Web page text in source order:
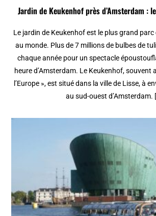
Jardin de Keukenhof près d’Amsterdam :
Le jardin de Keukenhof est le plus grand
au monde. Plus de 7 millions de bulbes de
chaque année pour un spectacle
heure d’Amsterdam. Le Keukenhof, souvent
l’Europe », est situé dans la ville de Lisse, à
au sud-ouest d’Amsterdam.